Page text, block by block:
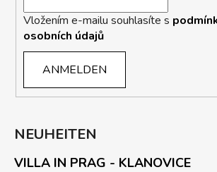
Vložením e-mailu souhlasíte s
osobních údajů
ANMELDEN
NEUHEITEN
VILLA IN PRAG - KLANOVICE